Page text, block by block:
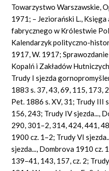
Towarzystwo Warszawskie,
1971; – Jeziorański L., Księga
fabrycznego w Królestwie
Kalendarzyk polityczno-
1917, W. 1917;
Kopalń i Zakładów
Trudy I sjezda
1883 s. 37, 43, 69, 115, 173,
Pet. 1886 s. XV, 31; Trudy III
156, 243; Trudy IV sjezda...,
290, 301–2, 314, 424, 441,
1900 cz. 1–2; Trudy VI
sjezda..., Dombrova 1910 cz.
139–41, 143, 157, cz. 2;